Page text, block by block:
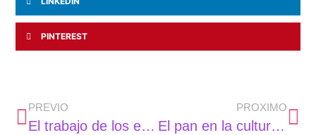
PINTEREST
PREVIO
El trabajo de los estudios de interiorismo aumenta el valor de las viviendas
PROXIMO
El pan en la cultura española